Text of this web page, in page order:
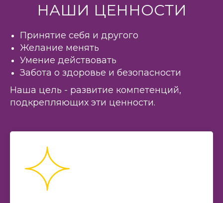
НАШИ ЦЕННОСТИ
Принятие себя и другого
Желание менять
Умение действовать
Забота о здоровье и безопасности
Наша цель - развитие компетенций,
подкрепляющих эти ценности.